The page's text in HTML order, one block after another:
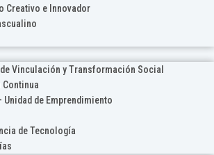
Creativo e Innovador
Vinculación y Transformación Social
Continua
Unidad de Emprendimiento
de Tecnología